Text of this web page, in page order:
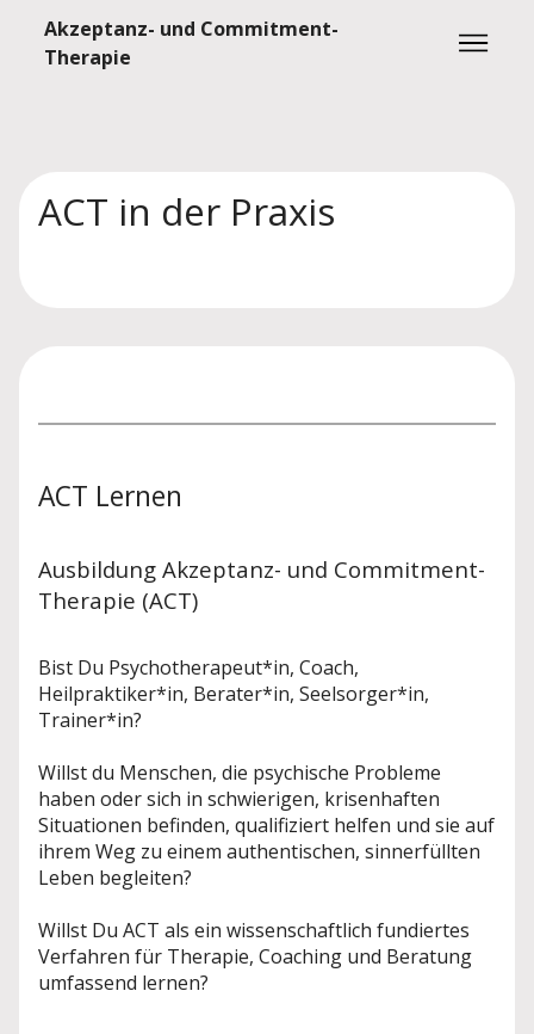
Akzeptanz- und Commitment-
Therapie
ACT in der Praxis
ACT Lernen
Ausbildung Akzeptanz- und Commitment-
Therapie (ACT)
Bist Du Psychotherapeut*in, Coach,
Heilpraktiker*in, Berater*in, Seelsorger*in,
Trainer*in?
Willst du Menschen, die psychische Probleme
haben oder sich in schwierigen, krisenhaften
Situationen befinden, qualifiziert helfen und sie auf
ihrem Weg zu einem authentischen, sinnerfüllten
Leben begleiten?
Willst Du ACT als ein wissenschaftlich fundiertes
Verfahren für Therapie, Coaching und Beratung
umfassend lernen?